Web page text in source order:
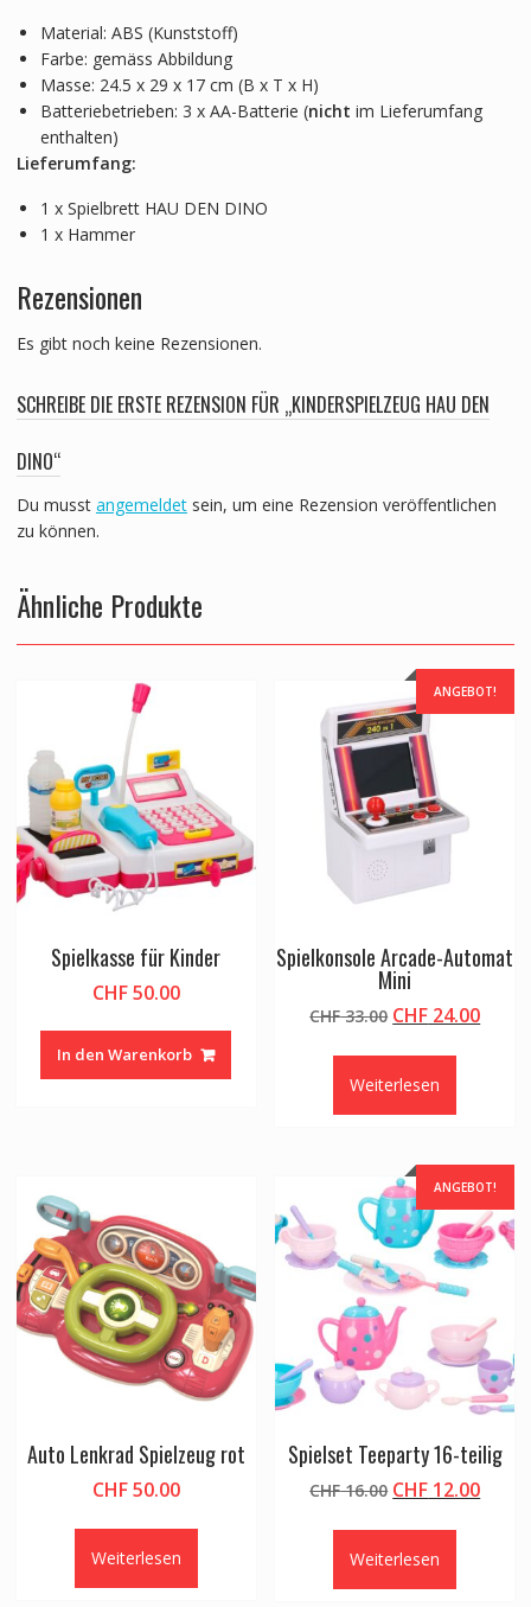
Material: ABS (Kunststoff)
Farbe: gemäss Abbildung
Masse: 24.5 x 29 x 17 cm (B x T x H)
Batteriebetrieben: 3 x AA-Batterie (nicht im Lieferumfang
enthalten)
Lieferumfang:
1 x Spielbrett HAU DEN DINO
1 x Hammer
Rezensionen
Es gibt noch keine Rezensionen.
SCHREIBE DIE ERSTE REZENSION FÜR „KINDERSPIELZEUG HAU DEN
DINO“
Du musst angemeldetsein, um eine Rezension veröffentlichen
zu können.
Ähnliche Produkte
Spielkasse für Kinder
CHF50.00
In den Warenkorb
ANGEBOT!
Spielkonsole Arcade-Automat
Mini
CHF33.00 Ursprünglicher
CHF 33.00
CHF 24.00
Weiterlesen
Auto Lenkrad Spielzeug rot
CHF50.00
Weiterlesen
ANGEBOT!
Spielset Teeparty 16-teilig
CHF16.00 Ursprünglicher
CHF 16.00
CHF 12.00
Weiterlesen